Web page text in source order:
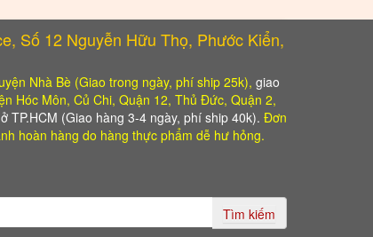
Số 12 Nguyễn Hữu Thọ, Phước Kiển,
Nhà Bè (Giao trong ngày, phí ship 25k), giao
Hóc Môn, Củ Chi, Quận 12, Thủ Đức, Quận 2,
TP.HCM (Giao hàng 3-4 ngày, phí ship 40k). Đơn
hoàn hàng do hàng thực phẩm dễ hư hỏng.
Tìm kiếm